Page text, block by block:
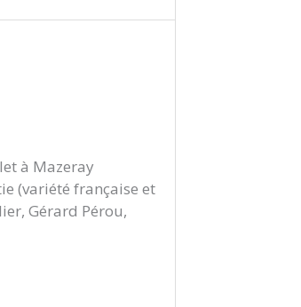
à Mazeray
(variété française et
Gérard Pérou,